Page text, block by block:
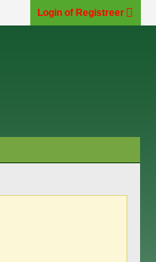
Login of Registreer